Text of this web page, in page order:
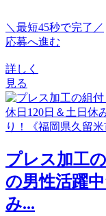
＼最短45秒で完了／
応募へ進む
詳しく
見る
プレス加工
の男性活躍
み...